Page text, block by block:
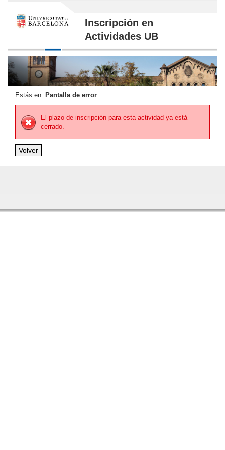
Inscripción en
Actividades UB
Estás en: Pantalla de error
El plazo de inscripción para esta actividad ya está
cerrado.